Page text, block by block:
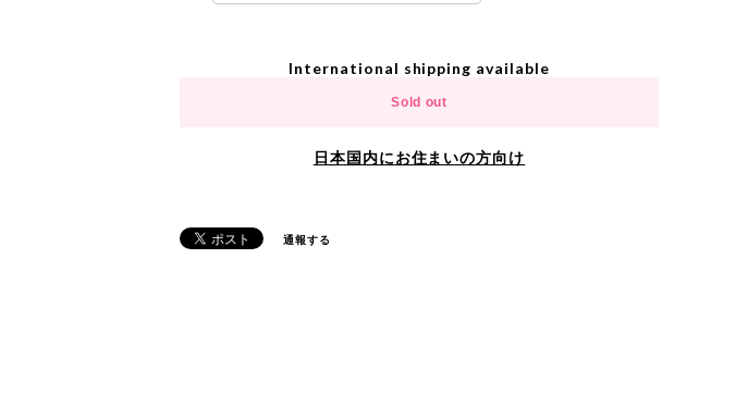
International shipping available
Sold out
日本国内にお住まいの方向け
通報する